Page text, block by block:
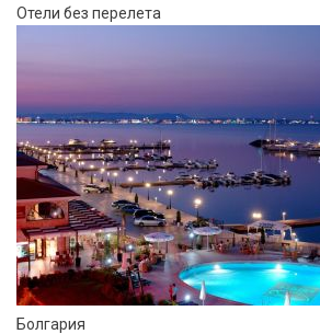
Отели без перелета
Болгария